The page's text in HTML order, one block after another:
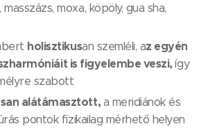
moxa, köpöly, gua sha,
holisztikusan szemléli, az egyén
is figyelembe veszi,így
szabott
alátámasztott, a meridiánok és
pontok fizikailag mérhető helyen